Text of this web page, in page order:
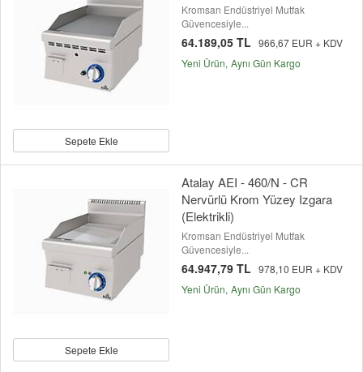
Sepete Ekle
Kromsan Endüstriyel Mutfak
Güvencesiyle...
64.189,05 TL 966,67 EUR + KDV
Yeni Ürün Aynı Gün Kargo
Sepete Ekle
Atalay AEI - 460/N - CR
Nervürlü Krom Yüzey Izgara
(Elektrikli)
Kromsan Endüstriyel Mutfak
Güvencesiyle...
64.947,79 TL 978,10 EUR + KDV
Yeni Ürün Aynı Gün Kargo